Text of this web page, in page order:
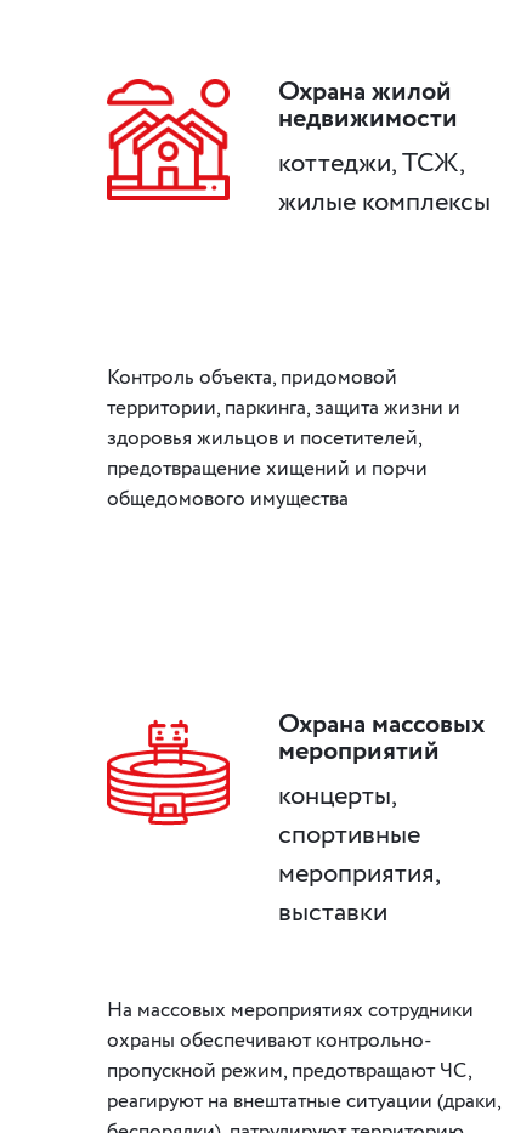
Охрана жилой
недвижимости
коттеджи, ТСЖ,
жилые комплексы
Контроль объекта, придомовой
территории, паркинга, защита жизни и
здоровья жильцов и посетителей,
предотвращение хищений и порчи
общедомового имущества
Охрана массовых
мероприятий
концерты,
спортивные
мероприятия,
выставки
На массовых мероприятиях сотрудники
охраны обеспечивают контрольно-
пропускной режим, предотвращают ЧС,
реагируют на внештатные ситуации (драки,